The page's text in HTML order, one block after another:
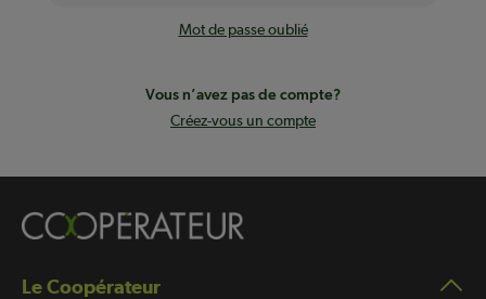
Mot de passe oublié
Vous n’avez pas de compte?
Créez-vous un compte
Le Coopérateur